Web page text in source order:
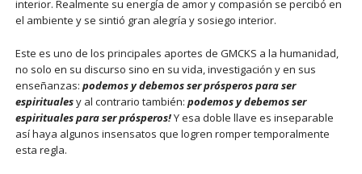
interior. Realmente su energía de amor y compasión se percibó en
el ambiente y se sintió gran alegría y sosiego interior.
Este es uno de los principales aportes de GMCKS a la humanidad,
no solo en su discurso sino en su vida, investigación y en sus
enseñanzas: podemos y debemos ser prósperos para ser
espiritualesy al contrario también: podemos y debemos ser
espirituales para ser prósperos!Y esa doble llave es inseparable
así haya algunos insensatos que logren romper temporalmente
esta regla.